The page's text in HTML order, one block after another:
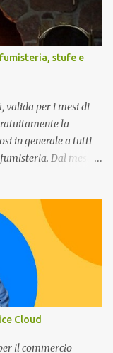
aspettative dei
Customer care, lo
i molteplici canali di
le
alle aspettative del
stufe e
valida per i mesi di
la
in generale a tutti
Dal mese di
in generale
le aziende
del sito inserire
recapiti, recensione
da
e fino a un massimo
principali. Le
categorie in base a
Cloud
il commercio